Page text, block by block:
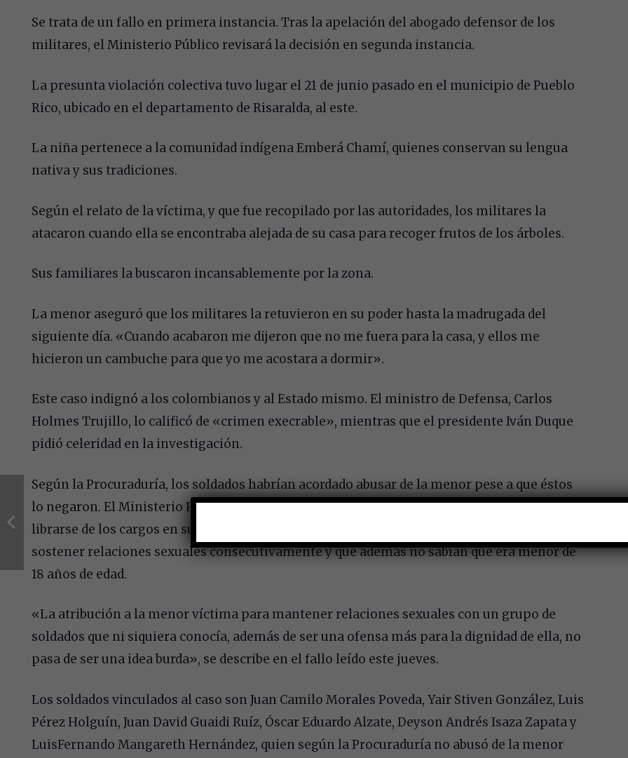
Se trata de un fallo en primera instancia. Tras la apelación del abogado defensor de los
militares, el Ministerio Público revisará la decisión en segunda instancia.
La presunta violación colectiva tuvo lugar el 21 de junio pasado en el municipio de Pueblo
Rico, ubicado en el departamento de Risaralda, al este.
La niña pertenece a la comunidad indígena Emberá Chamí, quienes conservan su lengua
nativa y sus tradiciones.
Según el relato de la víctima, y que fue recopilado por las autoridades, los militares la
atacaron cuando ella se encontraba alejada de su casa para recoger frutos de los árboles.
Sus familiares la buscaron incansablemente por la zona.
La menor aseguró que los militares la retuvieron en su poder hasta la madrugada del
siguiente día. «Cuando acabaron me dijeron que no me fuera para la casa, y ellos me
hicieron un cambuche para que yo me acostara a dormir».
Este caso indignó a los colombianos y al Estado mismo. El ministro de Defensa, Carlos
Holmes Trujillo, lo calificó de «crimen execrable», mientras que el presidente Iván Duque
pidió celeridad en la investigación.
Según la Procuraduría, los soldados habrían acordado abusar de la menor pese a que éstos
lo negaron. El Ministerio Público también concluyó que los militares estarían intentando
librarse de los cargos en su contra diciendo que fue la víctima quien tuvo la iniciativa de
sostener relaciones sexuales consecutivamente y que además no sabían que era menor de
18 años de edad.
«La atribución a la menor víctima para mantener relaciones sexuales con un grupo de
soldados que ni siquiera conocía, además de ser una ofensa más para la dignidad de ella, no
pasa de ser una idea burda», se describe en el fallo leído este jueves.
Los soldados vinculados al caso son Juan Camilo Morales Poveda, Yair Stiven González, Luis
Pérez Holguín, Juan David Guaidi Ruíz, Óscar Eduardo Alzate, Deyson Andrés Isaza Zapata y
LuisFernando Mangareth Hernández, quien según la Procuraduría no abusó de la menor